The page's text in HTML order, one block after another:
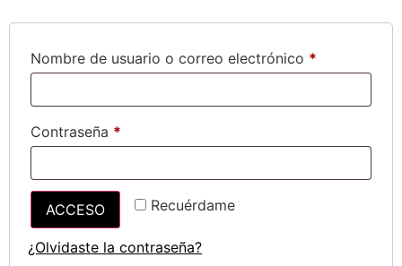
Nombre de usuario o correo electrónico *
Contraseña *
Recuérdame
ACCESO
¿Olvidaste la contraseña?